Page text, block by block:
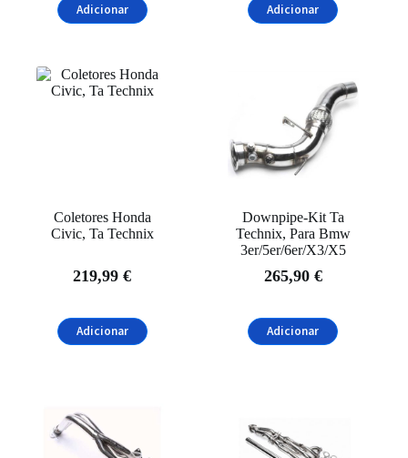
Adicionar Adicionar
Coletores Honda
Civic, Ta Technix
219,99€
Adicionar
Downpipe-Kit Ta
Technix, Para Bmw
3er/5er/6er/X3/X5
265,90 €
Adicionar